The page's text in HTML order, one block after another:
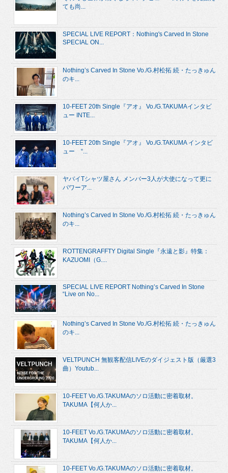
ても尚...
SPECIAL LIVE REPORT：Nothing's Carved In Stone
SPECIAL ON...
Nothing’s Carved In Stone Vo./G.村松拓 続・たっきゅん
のキ...
10-FEET 20th Single『アオ』 Vo./G.TAKUMAインタビ
ュー INTE...
10-FEET 20th Single『アオ』 Vo./G.TAKUMA インタビ
ュー “...
ヤバイTシャツ屋さん メンバー3人が大使になって更に
パワーア...
Nothing’s Carved In Stone Vo./G.村松拓 続・たっきゅん
のキ...
ROTTENGRAFFTY Digital Single『永遠と影』特集：
KAZUOMI（G....
SPECIAL LIVE REPORT Nothing’s Carved In Stone
“Live on No...
Nothing’s Carved In Stone Vo./G.村松拓 続・たっきゅん
のキ...
VELTPUNCH 無観客配信LIVEのダイジェスト版（厳選3
曲）Youtub...
10-FEET Vo./G.TAKUMAのソロ活動に密着取材。
TAKUMA【何人か...
10-FEET Vo./G.TAKUMAのソロ活動に密着取材。
TAKUMA【何人か...
10-FEET Vo./G.TAKUMAのソロ活動に密着取材。